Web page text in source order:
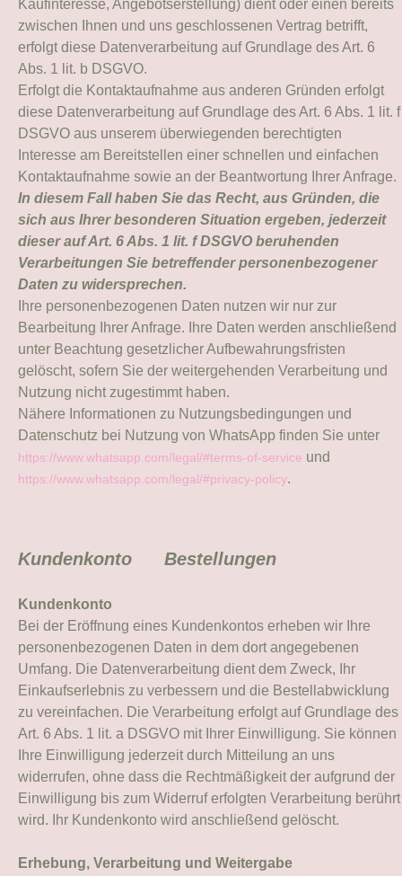
Kaufinteresse, Angebotserstellung) dient oder einen bereits
zwischen Ihnen und uns geschlossenen Vertrag betrifft,
erfolgt diese Datenverarbeitung auf Grundlage des Art. 6
Abs. 1 lit. b DSGVO.
Erfolgt die Kontaktaufnahme aus anderen Gründen erfolgt
diese Datenverarbeitung auf Grundlage des Art. 6 Abs. 1 lit. f
DSGVO aus unserem überwiegenden berechtigten
Interesse am Bereitstellen einer schnellen und einfachen
Kontaktaufnahme sowie an der Beantwortung Ihrer Anfrage.
In diesem Fall haben Sie das Recht, aus Gründen, die
sich aus Ihrer besonderen Situation ergeben, jederzeit
dieser auf Art. 6 Abs. 1 lit. f DSGVO beruhenden
Verarbeitungen Sie betreffender personenbezogener
Daten zu widersprechen.
Ihre personenbezogenen Daten nutzen wir nur zur
Bearbeitung Ihrer Anfrage. Ihre Daten werden anschließend
unter Beachtung gesetzlicher Aufbewahrungsfristen
gelöscht, sofern Sie der weitergehenden Verarbeitung und
Nutzung nicht zugestimmt haben.
Nähere Informationen zu Nutzungsbedingungen und
Datenschutz bei Nutzung von WhatsApp finden Sie unter
https://www.whatsapp.com/legal/#terms-of-service und
https://www.whatsapp.com/legal/#privacy-policy.
Kundenkonto Bestellungen
Kundenkonto
Bei der Eröffnung eines Kundenkontos erheben wir Ihre
personenbezogenen Daten in dem dort angegebenen
Umfang. Die Datenverarbeitung dient dem Zweck, Ihr
Einkaufserlebnis zu verbessern und die Bestellabwicklung
zu vereinfachen. Die Verarbeitung erfolgt auf Grundlage des
Art. 6 Abs. 1 lit. a DSGVO mit Ihrer Einwilligung. Sie können
Ihre Einwilligung jederzeit durch Mitteilung an uns
widerrufen, ohne dass die Rechtmäßigkeit der aufgrund der
Einwilligung bis zum Widerruf erfolgten Verarbeitung berührt
wird. Ihr Kundenkonto wird anschließend gelöscht.
Erhebung, Verarbeitung und Weitergabe